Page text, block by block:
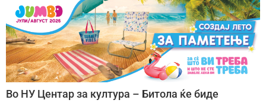
Во НУ Центар за култура – Битола ќе биде